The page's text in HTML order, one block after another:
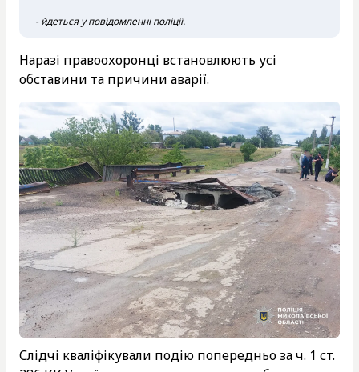
- йдеться у повідомленні поліції.
Наразі правоохоронці встановлюють усі
обставини та причини аварії.
Слідчі кваліфікували подію попередньо за ч. 1 ст.